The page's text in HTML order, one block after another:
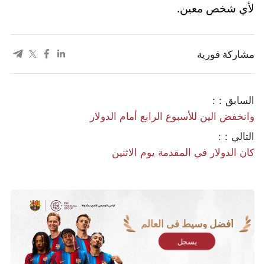
لأي شخص معين.
مشاركة فورية
السابق：:
وانخفض الين للأسبوع الرابع أمام الدولار
التالي：:
كان الدولار في المقدمة يوم الاثنين
أفضل وسيط في العالم
يسجل